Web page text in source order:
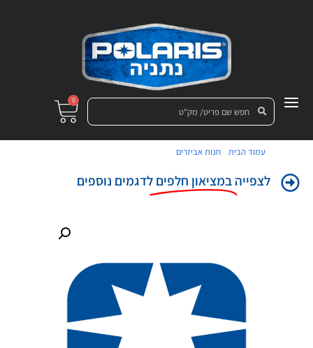
0
עמוד הבית חנות אביזרים
לצפייהבמציאון חלפים לדגמים נוספים